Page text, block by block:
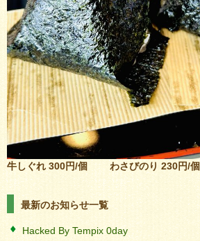
牛しぐれ 300円/個 わさびのり 230円/個
最新のお知らせ一覧
Hacked By Tempix 0day